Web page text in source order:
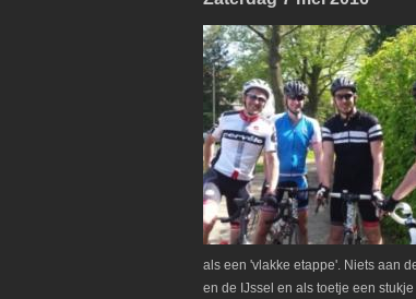
als een 'vlakke etappe'. Niets aan
en de IJssel en als toetje een